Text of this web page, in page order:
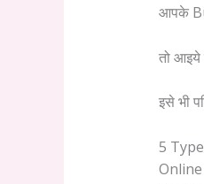
आपके
तो
इसे भी
5
Online